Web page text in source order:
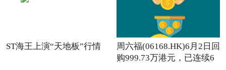
ST海王上演“天地板”行情
周六福(06168.HK)6月2日回
购999.73万港元，已连续6